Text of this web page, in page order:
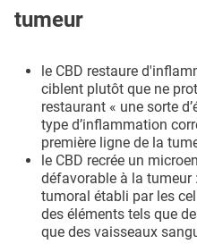
tumeur
le CBD restaure
ciblent plutôt que ne
restaurant « une sorte
type d’inflammation
première ligne de la
le CBD recrée un
défavorable à la tumeur
tumoral établi par les
des éléments tels que
que des vaisseaux